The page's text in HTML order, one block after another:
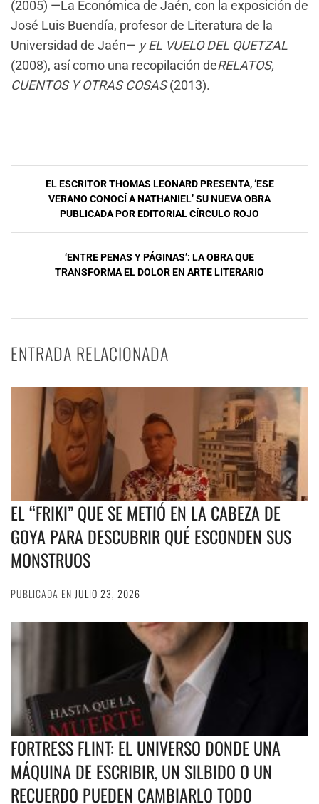
(2005) —La Económica de Jaén, con la exposición de
José Luis Buendía, profesor de Literatura de la
Universidad de Jaén— y EL VUELO DEL QUETZAL
(2008), así como una recopilación deRELATOS,
CUENTOS Y OTRAS COSAS(2013).
Navegación
entradas
EL ESCRITOR THOMAS LEONARD PRESENTA, ‘ESE
VERANO CONOCÍ A NATHANIEL’ SU NUEVA OBRA
PUBLICADA POR EDITORIAL CÍRCULO ROJO
‘ENTRE PENAS Y PÁGINAS’: LA OBRA QUE
TRANSFORMA EL DOLOR EN ARTE LITERARIO
ENTRADA RELACIONADA
EL “FRIKI” QUE SE METIÓ EN LA CABEZA DE
GOYA PARA DESCUBRIR QUÉ ESCONDEN SUS
MONSTRUOS
PUBLICADA EN JULIO 23, 2026
FORTRESS FLINT: EL UNIVERSO DONDE UNA
MÁQUINA DE ESCRIBIR, UN SILBIDO O UN
RECUERDO PUEDEN CAMBIARLO TODO